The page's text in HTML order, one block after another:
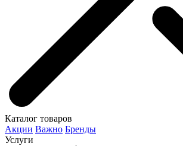
Каталог товаров
Акции Важно Бренды
Услуги